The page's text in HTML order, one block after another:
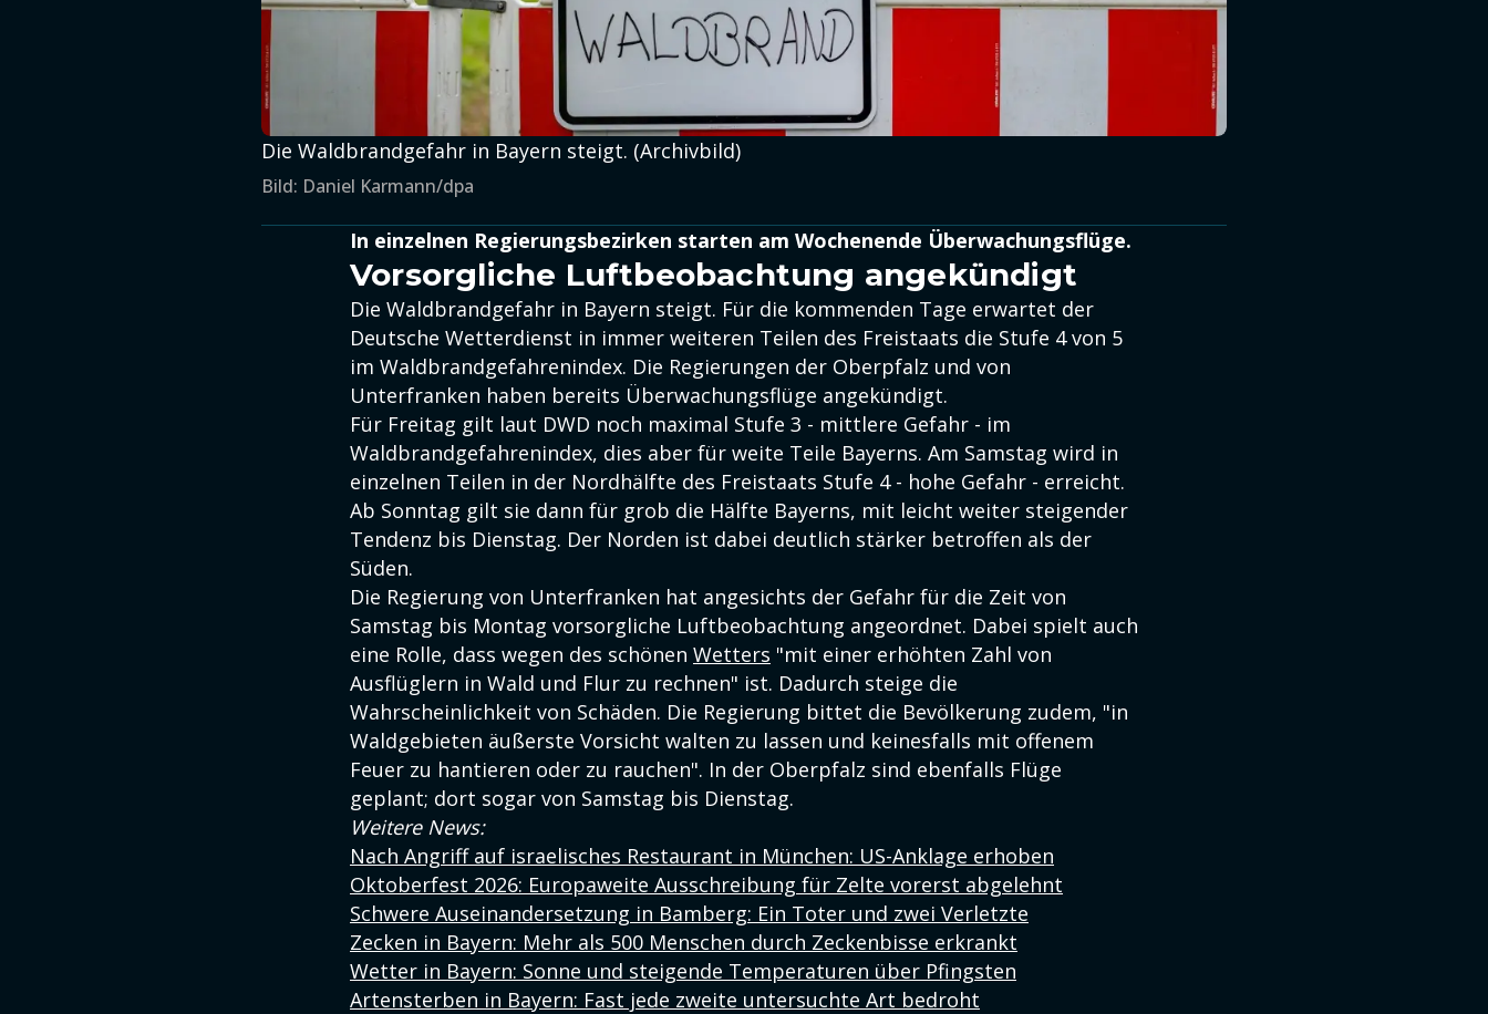
Die Waldbrandgefahr in Bayern steigt. (Archivbild)
Bild: Daniel Karmann/dpa
In einzelnen Regierungsbezirken starten am Wochenende Überwachungsflüge.
Vorsorgliche Luftbeobachtung angekündigt
Die Waldbrandgefahr in Bayern steigt. Für die kommenden Tage erwartet der
Deutsche Wetterdienst in immer weiteren Teilen des Freistaats die Stufe 4 von 5
im Waldbrandgefahrenindex. Die Regierungen der Oberpfalz und von
Unterfranken haben bereits Überwachungsflüge angekündigt.
Für Freitag gilt laut DWD noch maximal Stufe 3 - mittlere Gefahr - im
Waldbrandgefahrenindex, dies aber für weite Teile Bayerns. Am Samstag wird in
einzelnen Teilen in der Nordhälfte des Freistaats Stufe 4 - hohe Gefahr - erreicht.
Ab Sonntag gilt sie dann für grob die Hälfte Bayerns, mit leicht weiter steigender
Tendenz bis Dienstag. Der Norden ist dabei deutlich stärker betroffen als der
Süden.
Die Regierung von Unterfranken hat angesichts der Gefahr für die Zeit von
Samstag bis Montag vorsorgliche Luftbeobachtung angeordnet. Dabei spielt auch
eine Rolle, dass wegen des schönen Wetters "mit einer erhöhten Zahl von
Ausflüglern in Wald und Flur zu rechnen" ist. Dadurch steige die
Wahrscheinlichkeit von Schäden. Die Regierung bittet die Bevölkerung zudem, "in
Waldgebieten äußerste Vorsicht walten zu lassen und keinesfalls mit offenem
Feuer zu hantieren oder zu rauchen". In der Oberpfalz sind ebenfalls Flüge
geplant; dort sogar von Samstag bis Dienstag.
Weitere News:
Nach Angriff auf israelisches Restaurant in München: US-Anklage erhoben
Oktoberfest 2026: Europaweite Ausschreibung für Zelte vorerst abgelehnt
Schwere Auseinandersetzung in Bamberg: Ein Toter und zwei Verletzte
Zecken in Bayern: Mehr als 500 Menschen durch Zeckenbisse erkrankt
Wetter in Bayern: Sonne und steigende Temperaturen über Pfingsten
Artensterben in Bayern: Fast jede zweite untersuchte Art bedroht